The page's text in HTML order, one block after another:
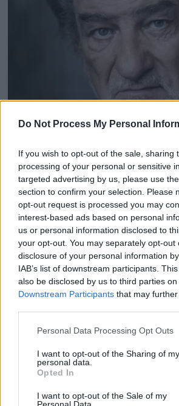
Do Not Process My Personal
If you wish to opt-out of the sale, sharing
processing of your personal or sensitive
targeted advertising by us, please use
section to confirm your selection. Please
opt-out request is processed you may
interest-based ads based on personal
us or personal information disclosed to
your opt-out. You may separately opt-out
disclosure of your personal information
IAB’s list of downstream participants.
also be disclosed by us to third parties on
Downstream Participants that may
Personal Data Processing Opt Outs
I want to opt-out of the Sharing of my
personal data.
Opted In
I want to opt-out of the Sale of my
Personal Data.
héritage étonnant
14 décembre 2025
Patrick Fiori à l’Eurovision : le